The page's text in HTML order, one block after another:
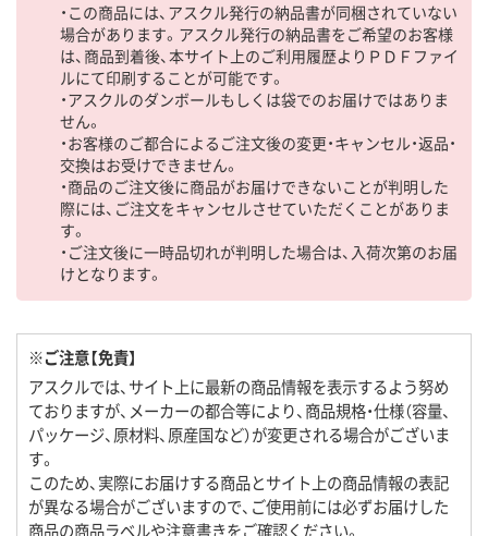
・この商品には、アスクル発行の納品書が同梱されていない
場合があります。アスクル発行の納品書をご希望のお客様
は、商品到着後、本サイト上のご利用履歴よりＰＤＦファイ
ルにて印刷することが可能です。
・アスクルのダンボールもしくは袋でのお届けではありま
せん。
・お客様のご都合によるご注文後の変更・キャンセル・返品・
交換はお受けできません。
・商品のご注文後に商品がお届けできないことが判明した
際には、ご注文をキャンセルさせていただくことがありま
す。
・ご注文後に一時品切れが判明した場合は、入荷次第のお届
けとなります。
※ご注意【免責】
アスクルでは、サイト上に最新の商品情報を表示するよう努め
ておりますが、メーカーの都合等により、商品規格・仕様（容量、
パッケージ、原材料、原産国など）が変更される場合がございま
す。
このため、実際にお届けする商品とサイト上の商品情報の表記
が異なる場合がございますので、ご使用前には必ずお届けした
商品の商品ラベルや注意書きをご確認ください。